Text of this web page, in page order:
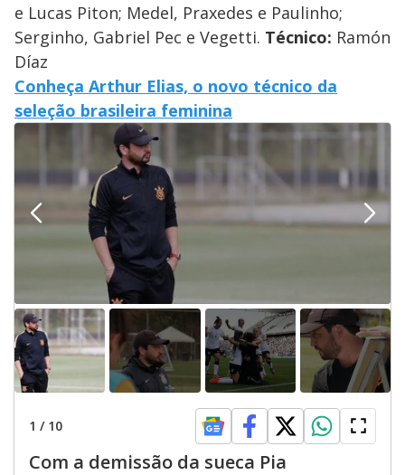
e Lucas Piton; Medel, Praxedes e Paulinho;
Serginho, Gabriel Pec e Vegetti. Técnico: Ramón
Díaz
Conheça Arthur Elias, o novo técnico da
seleção brasileira feminina
1 / 10
Com a demissão da sueca Pia